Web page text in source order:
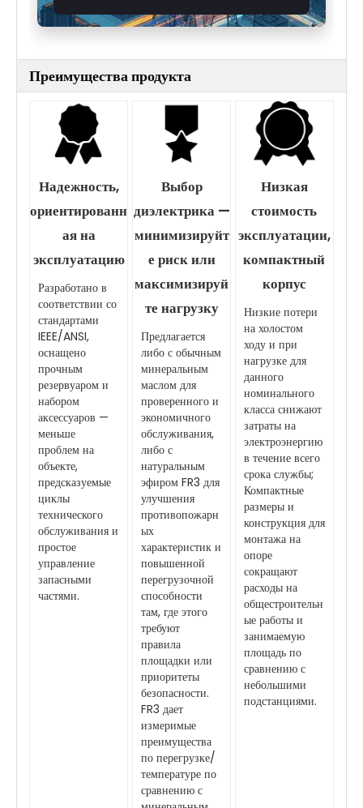
Преимущества продукта
Надежность,
ориентированн
ая на
эксплуатацию
Разработано в
соответствии со
стандартами
IEEE/ANSI,
оснащено
прочным
резервуаром и
набором
аксессуаров —
меньше
проблем на
объекте,
предсказуемые
циклы
технического
обслуживания и
простое
управление
запасными
частями.
Выбор
диэлектрика —
минимизируйт
е риск или
максимизируй
те нагрузку
Предлагается
либо с обычным
минеральным
маслом для
проверенного и
экономичного
обслуживания,
либо с
натуральным
эфиром FR3 для
улучшения
противопожарн
ых
характеристик и
повышенной
перегрузочной
способности
там, где этого
требуют
правила
площадки или
приоритеты
безопасности.
FR3 дает
измеримые
преимущества
по перегрузке/
температуре по
сравнению с
Низкая
стоимость
эксплуатации,
компактный
корпус
Низкие потери
на холостом
ходу и при
нагрузке для
данного
номинального
класса снижают
затраты на
электроэнергию
в течение всего
срока службы;
Компактные
размеры и
конструкция для
монтажа на
опоре
сокращают
расходы на
общестроительн
ые работы и
занимаемую
площадь по
сравнению с
небольшими
подстанциями.